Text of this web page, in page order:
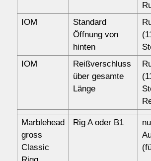
IOM
Standard
Öffnung von
hinten
IOM
Reißverschluss
über gesamte
Länge
Marblehead
gross
Classic
Rig A oder B1